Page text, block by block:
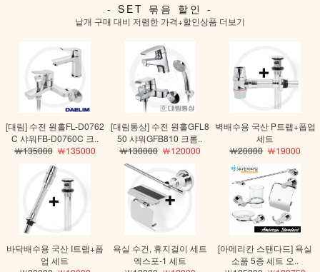
- SET 묶음 할인 -
낱개 구매 대비 저렴한 가격+할인상품 더보기
[대림] 수전 원홀FL-D0762
C 샤워FB-D0760C 크..
￦135000￦135000
[대림통상] 수전 원홀GFL8
50 샤워GFB810 크롬..
￦130000￦120000
벽배수용 국산 P트랩+폽업
세트
￦20000￦19000
바닥배수용 국산 I트랩+폽
업 세트
욕실 수건, 휴지걸이 세트
엑스포-1 세트
[아메리칸 스탠다드] 욕실
소품 5종 세트 오..